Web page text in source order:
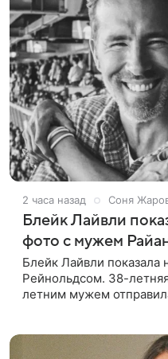
2 часа назад Соня
Блейк Лайвли
фото с мужем
Блейк Лайвли
Рейнольдсом. 38-
летним мужем